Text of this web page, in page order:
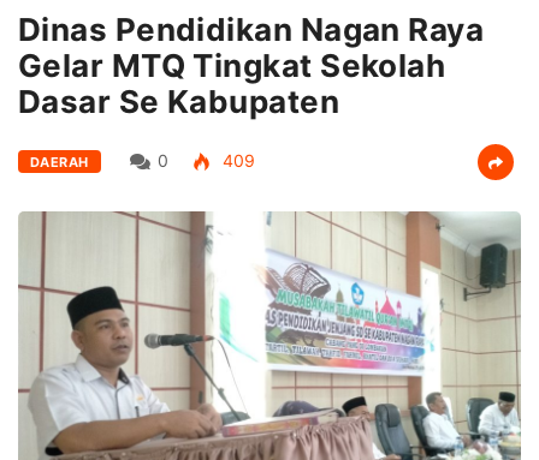
Dinas Pendidikan Nagan Raya
Gelar MTQ Tingkat Sekolah
Dasar Se Kabupaten
DAERAH 0 409